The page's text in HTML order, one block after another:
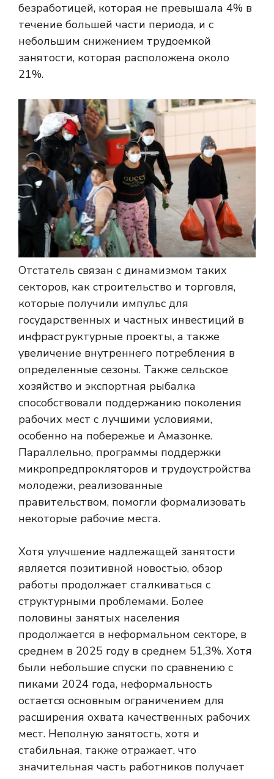
безработицей, которая не превышала 4% в
течение большей части периода, и с
небольшим снижением трудоемкой
занятости, которая расположена около
21%.
Отстатель связан с динамизмом таких
секторов, как строительство и торговля,
которые получили импульс для
государственных и частных инвестиций в
инфраструктурные проекты, а также
увеличение внутреннего потребления в
определенные сезоны. Также сельское
хозяйство и экспортная рыбалка
способствовали поддержанию поколения
рабочих мест с лучшими условиями,
особенно на побережье и Амазонке.
Параллельно, программы поддержки
микропредпрокляторов и трудоустройства
молодежи, реализованные
правительством, помогли формализовать
некоторые рабочие места.
Хотя улучшение надлежащей занятости
является позитивной новостью, обзор
работы продолжает сталкиваться с
структурными проблемами. Более
половины занятых населения
продолжается в неформальном секторе, в
среднем в 2025 году в среднем 51,3%. Хотя
были небольшие спуски по сравнению с
пиками 2024 года, неформальность
остается основным ограничением для
расширения охвата качественных рабочих
мест. Неполную занятость, хотя и
стабильная, также отражает, что
значительная часть работников получает